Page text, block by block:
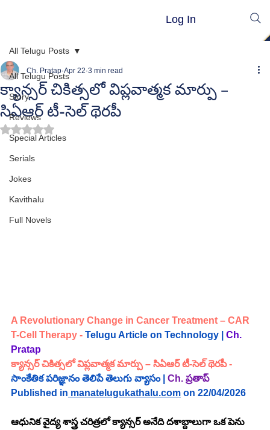
Log In
All Telugu Posts
Story
Reviews
Special Articles
Serials
Jokes
Kavithalu
Full Novels
All Telugu Posts
క్యాన్సర్ చికిత్సలో విప్లవాత్మక మార్పు –
సిఏఆర్ టీ-సెల్ థెరపీ
Ch. Pratap Apr 22 3 min read
Rated NaN out of 5 stars.
A Revolutionary Change in Cancer Treatment – CAR
T-Cell Therapy - Telugu Article on Technology |
Ch.
Pratap
క్యాన్సర్ చికిత్సలో విప్లవాత్మక మార్పు – సిఏఆర్ టీ-సెల్ థెరపీ -
సాంకేతిక పరిజ్ఞానం తెలిపే తెలుగు వ్యాసం |
Ch. ప్రతాప్
Published in manatelugukathalu.com on 22/04/2026
ఆధునిక వైద్య శాస్త్ర చరిత్రలో క్యాన్సర్ అనేది దశాబ్దాలుగా ఒక పెను